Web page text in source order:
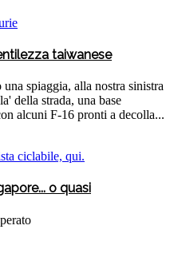
taiwanese
spiaggia, alla nostra sinistra
della strada, una base
alcuni F-16 pronti a decolla...
o quasi